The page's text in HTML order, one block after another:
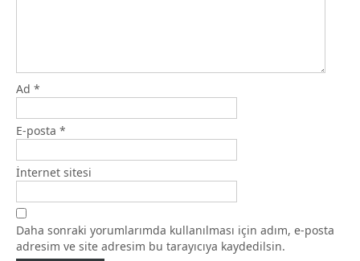
Ad *
E-posta *
İnternet sitesi
Daha sonraki yorumlarımda kullanılması için adım, e-posta
adresim ve site adresim bu tarayıcıya kaydedilsin.